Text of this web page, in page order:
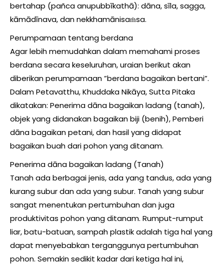
bertahap (pañca anupubbīkathā): dāna, sīla, sagga,
kāmādīnava, dan nekkhamānisaṁsa.
Perumpamaan tentang berdana
Agar lebih memudahkan dalam memahami proses
berdana secara keseluruhan, uraian berikut akan
diberikan perumpamaan ”berdana bagaikan bertani”.
Dalam Petavatthu, Khuddaka Nikāya, Sutta Pitaka
dikatakan: Penerima dāna bagaikan ladang (tanah),
objek yang didanakan bagaikan biji (benih), Pemberi
dāna bagaikan petani, dan hasil yang didapat
bagaikan buah dari pohon yang ditanam.
Penerima dāna bagaikan ladang (Tanah)
Tanah ada berbagai jenis, ada yang tandus, ada yang
kurang subur dan ada yang subur. Tanah yang subur
sangat menentukan pertumbuhan dan juga
produktivitas pohon yang ditanam. Rumput-rumput
liar, batu-batuan, sampah plastik adalah tiga hal yang
dapat menyebabkan terganggunya pertumbuhan
pohon. Semakin sedikit kadar dari ketiga hal ini,